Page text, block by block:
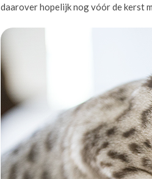
daarover hopelijk nog vóór de kerst